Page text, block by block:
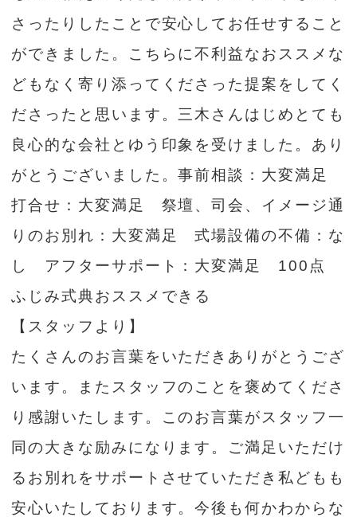
さったりしたことで安心してお任せすること
ができました。こちらに不利益なおススメな
どもなく寄り添ってくださった提案をしてく
ださったと思います。三木さんはじめとても
良心的な会社とゆう印象を受けました。あり
がとうございました。事前相談：大変満足
打合せ：大変満足 祭壇、司会、イメージ通
りのお別れ：大変満足 式場設備の不備：な
し アフターサポート：大変満足 100点
ふじみ式典おススメできる
【スタッフより】
たくさんのお言葉をいただきありがとうござ
います。またスタッフのことを褒めてくださ
り感謝いたします。このお言葉がスタッフ一
同の大きな励みになります。ご満足いただけ
るお別れをサポートさせていただき私どもも
安心いたしております。今後も何かわからな